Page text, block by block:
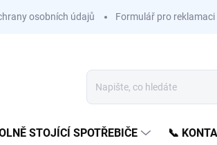
osobních údajů Formulář pro reklamaci
STOJÍCÍ SPOTŘEBIČE 📞